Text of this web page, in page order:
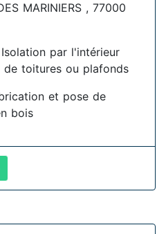
MARINIERS , 77000
Isolation par l'intérieur
de toitures ou plafonds
et pose de
bois